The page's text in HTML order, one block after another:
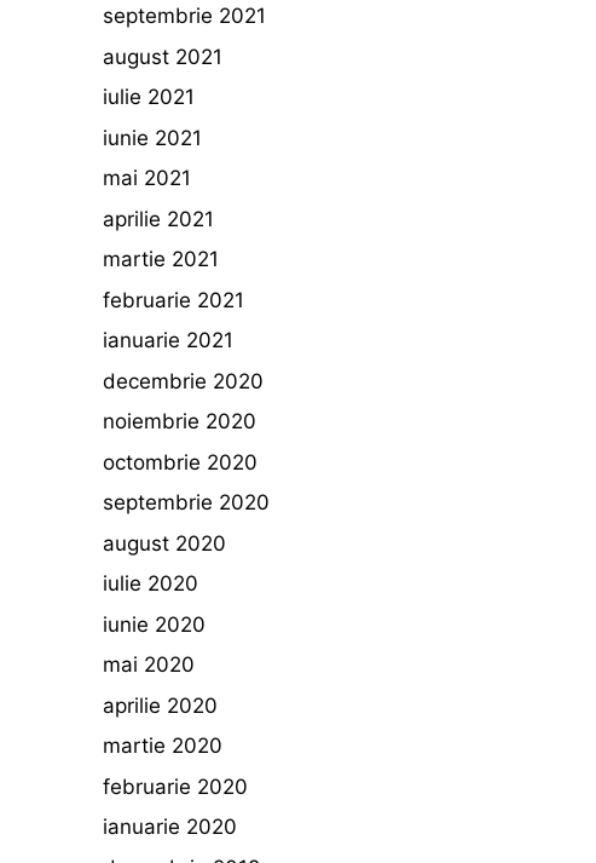
septembrie 2021
august 2021
iulie 2021
iunie 2021
mai 2021
aprilie 2021
martie 2021
februarie 2021
ianuarie 2021
decembrie 2020
noiembrie 2020
octombrie 2020
septembrie 2020
august 2020
iulie 2020
iunie 2020
mai 2020
aprilie 2020
martie 2020
februarie 2020
ianuarie 2020